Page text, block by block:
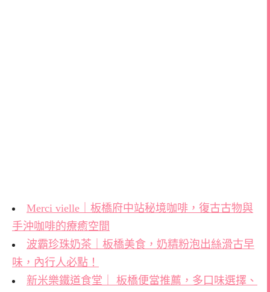
Merci vielle｜板橋府中站秘境咖啡，復古古物與
手沖咖啡的療癒空間
波霸珍珠奶茶｜板橋美食，奶精粉泡出絲滑古早
味，內行人必點！
新米樂鐵道食堂｜ 板橋便當推薦，多口味選擇、